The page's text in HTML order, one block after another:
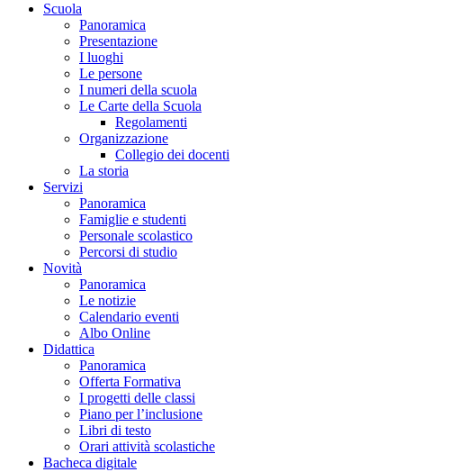
Scuola
Panoramica
Presentazione
I luoghi
Le persone
I numeri della scuola
Le Carte della Scuola
Regolamenti
Organizzazione
Collegio dei docenti
La storia
Servizi
Panoramica
Famiglie e studenti
Personale scolastico
Percorsi di studio
Novità
Panoramica
Le notizie
Calendario eventi
Albo Online
Didattica
Panoramica
Offerta Formativa
I progetti delle classi
Piano per l’inclusione
Libri di testo
Orari attività scolastiche
Bacheca digitale